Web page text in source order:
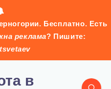
Бесплатно. Есть
реклама? Пишите: